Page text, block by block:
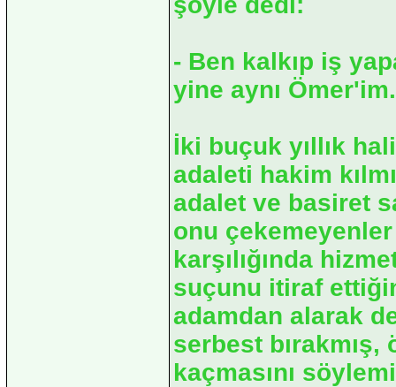
- Ben kalkıp iş
yine aynı Ömer'im.
İki buçuk yıllık
adaleti hakim
adalet ve basiret
onu
karşılığında
suçunu itiraf
adamdan alarak
serbest
kaçmasını